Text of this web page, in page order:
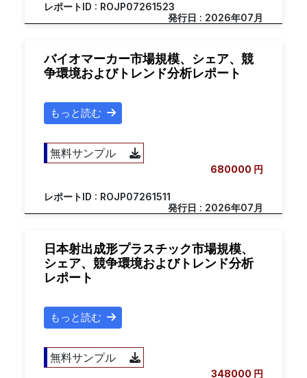
レポートID : ROJP07261523
発行日 : 2026年07月
バイオマーカー市場規模、シェア、競
争環境およびトレンド分析レポート
もっと読む
無料サンプル
680000 円
レポートID : ROJP07261511
発行日 : 2026年07月
日本射出成形プラスチック市場規模、
シェア、競争環境およびトレンド分析
レポート
もっと読む
無料サンプル
348000 円